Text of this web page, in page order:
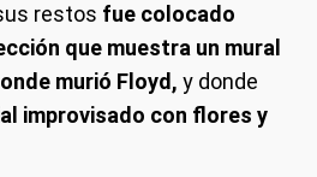
restos fue colocado
que muestra un mural
murió Floyd, y donde
improvisado con flores y